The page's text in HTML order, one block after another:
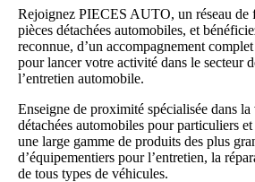
Rejoignez PIECES AUTO, un réseau de
pièces détachées automobiles, et
reconnue, d’un accompagnement
pour lancer votre activité dans le secteur
l’entretien automobile.
Enseigne de proximité spécialisée dans la
détachées automobiles pour particuliers
une large gamme de produits des plus
d’équipementiers pour l’entretien, la
de tous types de véhicules.